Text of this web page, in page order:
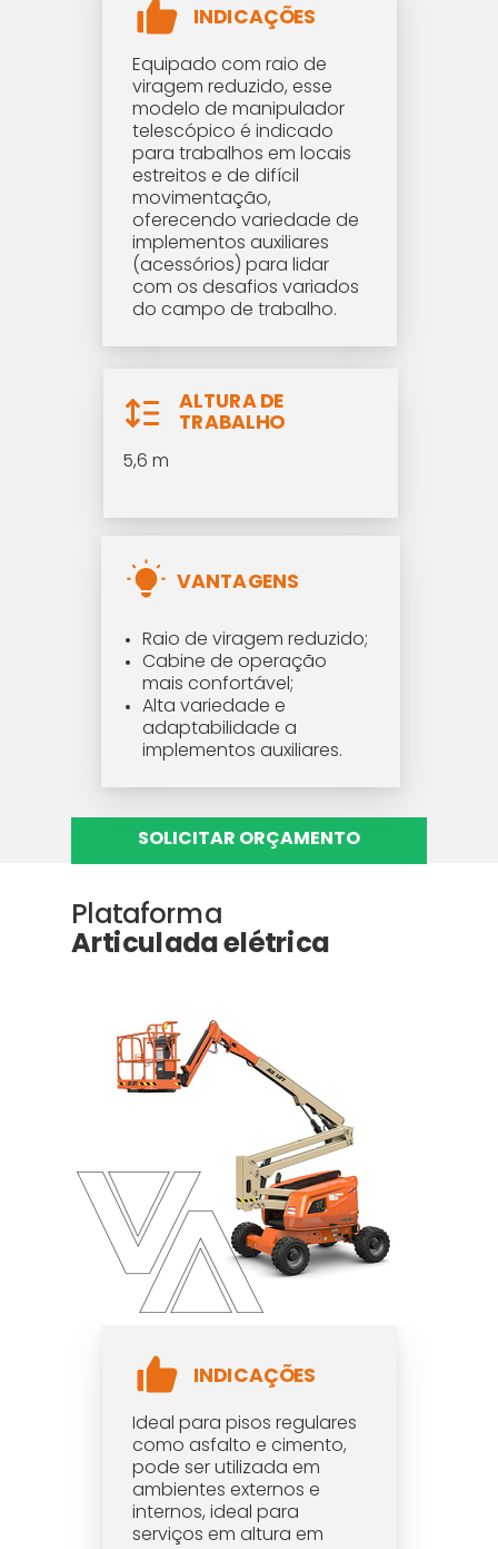
ALTURA DE
TRABALHO
5,6 m
INDICAÇÕES
Equipado com raio de
viragem reduzido, esse
modelo de manipulador
telescópico é indicado
para trabalhos em locais
estreitos e de difícil
movimentação,
oferecendo variedade de
implementos auxiliares
(acessórios) para lidar
com os desafios variados
do campo de trabalho.
VANTAGENS
Raio de viragem reduzido;
Cabine de operação
mais confortável;
Alta variedade e
adaptabilidade a
implementos auxiliares.
Plataforma
Articulada elétrica
INDICAÇÕES
Ideal para pisos regulares
como asfalto e cimento,
pode ser utilizada em
ambientes externos e
internos, ideal para
serviços em altura em
SOLICITAR ORÇAMENTO